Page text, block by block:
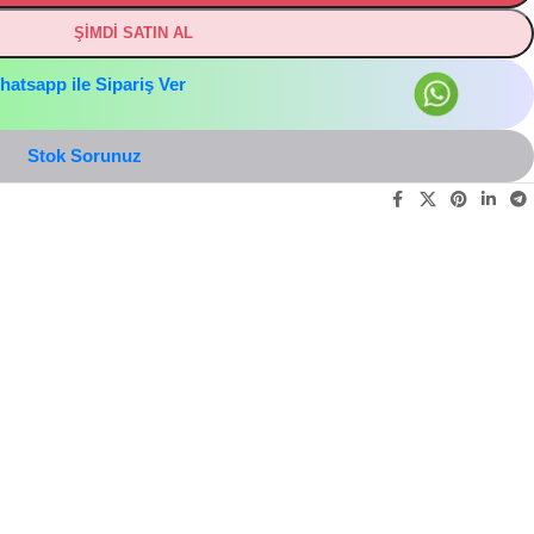
ŞİMDİ SATIN AL
ile Sipariş Ver
Stok Sorunuz